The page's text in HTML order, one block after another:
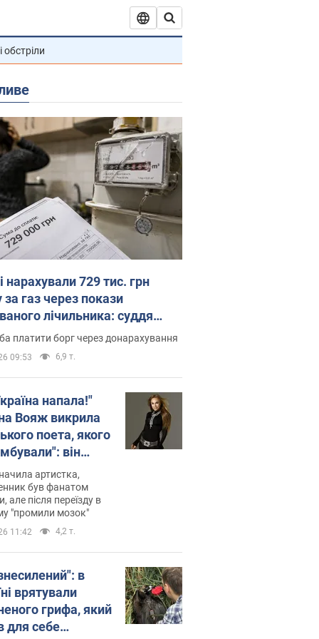
обстріли
нарахували 729 тис. грн
за газ через покази
лічильника: суддя
неочікуване рішення
платити борг через донарахування
09:53 6,9 т.
напала!"
Вояж викрила
поета, якого
він
російської не
тепер хоче
українців
артистка,
був фанатом
але після переїзду в
"промили мозок"
11:42 4,2 т.
в
врятували
грифа, який
для себе